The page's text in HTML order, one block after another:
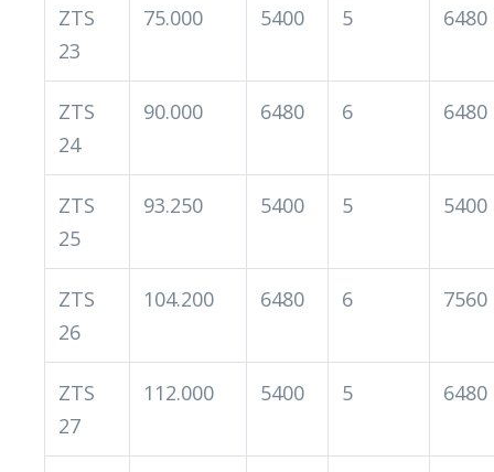
ZTS
23
75.000 5400 5 6480
ZTS
24
90.000 6480 6 6480
ZTS
25
93.250 5400 5 5400
ZTS
26
104.200 6480 6 7560
ZTS
27
112.000 5400 5 6480